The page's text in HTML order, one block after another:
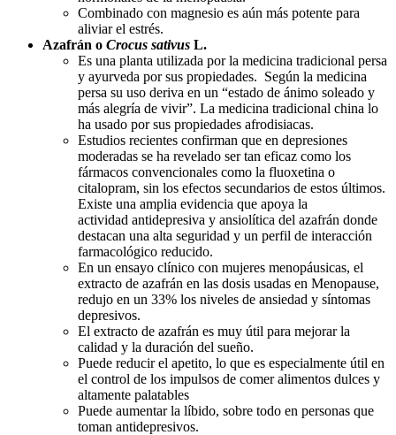
Combinado con magnesio es aún más potente para
aliviar el estrés.
Azafrán o Crocus sativus L.
Es una planta utilizada por la medicina tradicional persa
y ayurveda por sus propiedades. Según la medicina
persa su uso deriva en un “estado de ánimo soleado y
más alegría de vivir”. La medicina tradicional china lo
ha usado por sus propiedades afrodisiacas.
Estudios recientes confirman que en depresiones
moderadas se ha revelado ser tan eficaz como los
fármacos convencionales como la fluoxetina o
citalopram, sin los efectos secundarios de estos últimos.
Existe una amplia evidencia que apoya la
actividad antidepresiva y ansiolítica del azafrán donde
destacan una alta seguridad y un perfil de interacción
farmacológico reducido.
En un ensayo clínico con mujeres menopáusicas, el
extracto de azafrán en las dosis usadas en Menopause,
redujo en un 33% los niveles de ansiedad y síntomas
depresivos.
El extracto de azafrán es muy útil para mejorar la
calidad y la duración del sueño.
Puede reducir el apetito, lo que es especialmente útil en
el control de los impulsos de comer alimentos dulces y
altamente palatables
Puede aumentar la líbido, sobre todo en personas que
toman antidepresivos.